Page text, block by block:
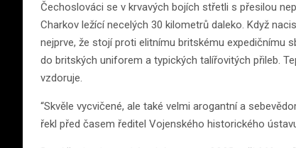
Čechoslováci se v krvavých bojích střetli s přesilou
Charkov ležící necelých 30 kilometrů daleko. Když
nejprve, že stojí proti elitnímu britskému expedičnímu
do britských uniforem a typických talířovitých přileb.
vzdoruje.
“Skvěle vycvičené, ale také velmi arogantní a
řekl před časem ředitel Vojenského historického